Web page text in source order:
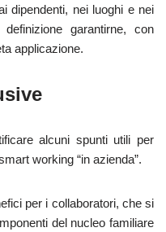
dipendenti, nei luoghi e nei
garantirne, con
applicazione.
alcuni spunti utili per
working “in azienda”.
per i collaboratori, che si
del nucleo familiare